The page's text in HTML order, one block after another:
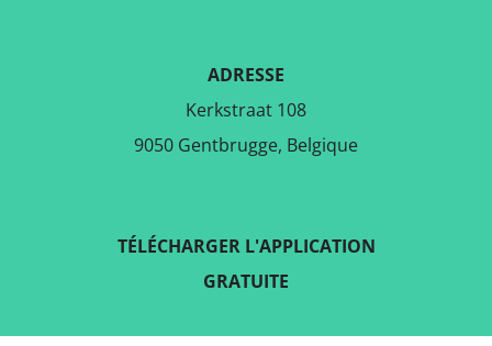
ADRESSE
Kerkstraat 108
9050 Gentbrugge, Belgique
TÉLÉCHARGER L'APPLICATION
GRATUITE